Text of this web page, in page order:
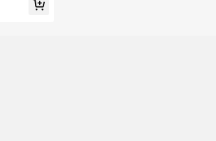
De